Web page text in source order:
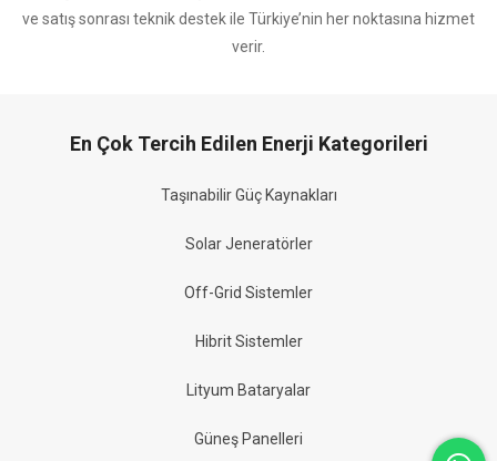
ve satış sonrası teknik destek ile Türkiye’nin her noktasına hizmet
verir.
En Çok Tercih Edilen Enerji Kategorileri
Taşınabilir Güç Kaynakları
Solar Jeneratörler
Off-Grid Sistemler
Hibrit Sistemler
Lityum Bataryalar
Güneş Panelleri